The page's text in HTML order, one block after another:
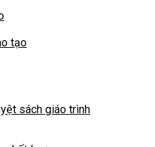
tạo
sách giáo trình